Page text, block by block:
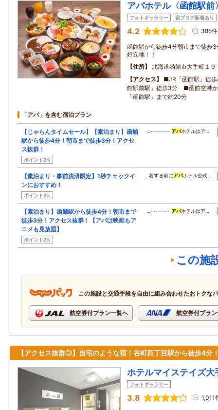
アパホテル〈函館駅前
フォトギャラリー 宿ブログ新着あり
4.2 385件
函館駅から徒歩4分朝市まで徒歩
好立地！！
住所
北海道函館市大手町１９
アクセス
■JR「函館駅」徒
館駅前駅」徒歩3分 ■函館空港か
「函館駅」まで約20分
「アパ」を含む宿泊プラン
【じゃらんタイムセール】【素泊まり】函館
駅から徒歩4分！朝市まで徒歩3分！アクセ
ス抜群！
ポイント2%
…-------- アパホテルはア…
【素泊まり・事前決済限定】1秒チェックイ
ンにおすすめ！
ポイント2%
…着する前にアパホテル公式…
【素泊まり】函館駅から徒歩4分！朝市まで
徒歩3分！アクセス抜群！【アパは映画もア
ニメも見放題】
ポイント2%
…-------- アパホテルはア…
この施
この施設と交通手段を自由に組み合わせたおトクな
航空券付プラン一覧へ 航空券付プラ
【アクセス抜群◎】自宅のような宿！谷町四丁目駅から徒歩4分
ホテルマイステイズ大
フォトギャラリー
3.8 1,011